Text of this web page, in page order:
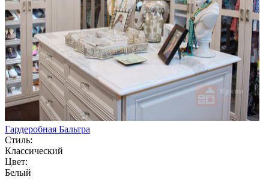
Гардеробная Бальтра
Стиль:
Классический
Цвет:
Белый